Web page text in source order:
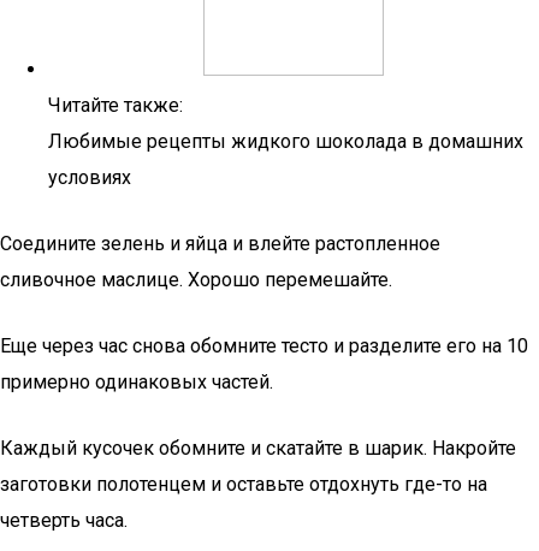
Читайте также:
Любимые рецепты жидкого шоколада в домашних
условиях
Соедините зелень и яйца и влейте растопленное
сливочное маслице. Хорошо перемешайте.
Еще через час снова обомните тесто и разделите его на 10
примерно одинаковых частей.
Каждый кусочек обомните и скатайте в шарик. Накройте
заготовки полотенцем и оставьте отдохнуть где-то на
четверть часа.